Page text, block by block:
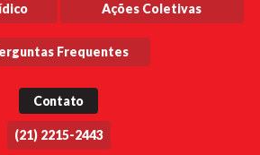
Ações Coletivas
Frequentes
Contato
(21) 2215-2443